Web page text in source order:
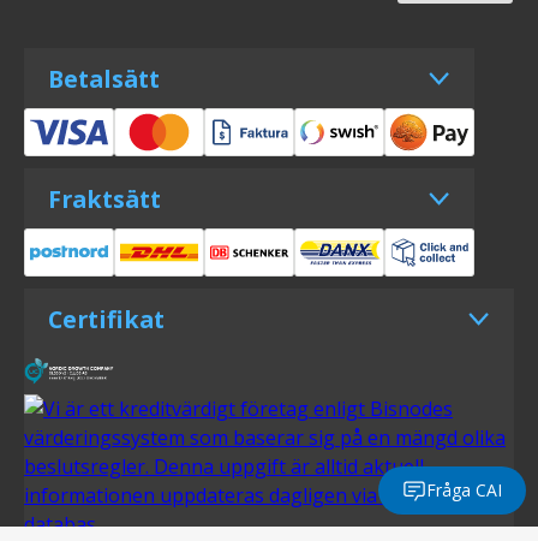
Betalsätt
Fraktsätt
Certifikat
Fråga CAI